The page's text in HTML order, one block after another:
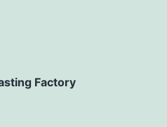
Factory